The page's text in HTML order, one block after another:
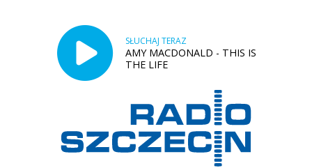
SŁUCHAJ TERAZ
AMY MACDONALD - THIS IS
THE LIFE